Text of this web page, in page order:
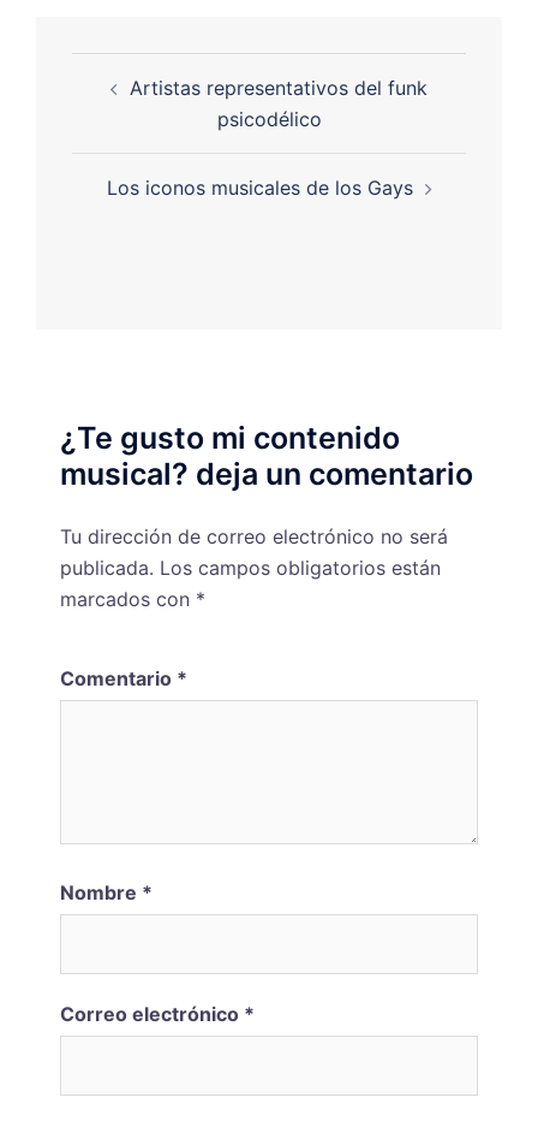
Artistas representativos del funk
psicodélico
Los iconos musicales de los Gays
¿Te gusto mi contenido
musical? deja un comentario
Tu dirección de correo electrónico no será
publicada. Los campos obligatorios están
marcados con *
Comentario *
Nombre *
Correo electrónico *